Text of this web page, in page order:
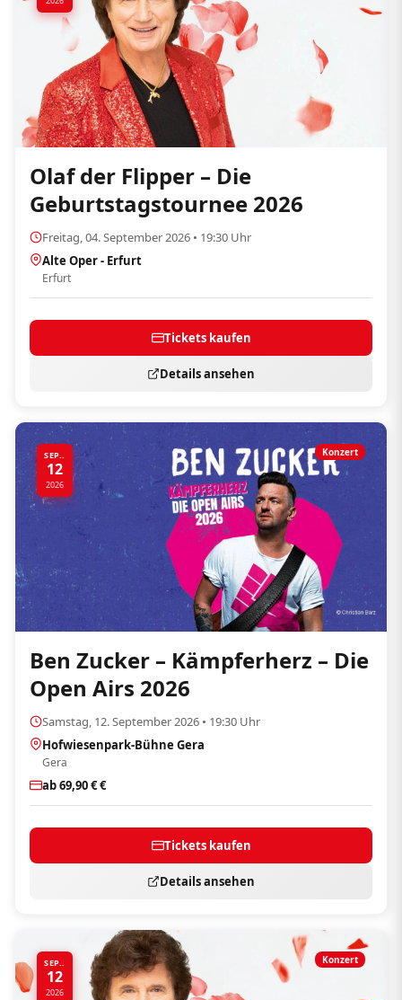
Olaf der Flipper – Die
Geburtstagstournee 2026
Freitag, 04. September 2026 • 19:30 Uhr
Alte Oper - Erfurt
Erfurt
Tickets kaufen
Details ansehen
SEP..
12
2026
Konzert
Ben Zucker – Kämpferherz – Die
Open Airs 2026
Samstag, 12. September 2026 • 19:30 Uhr
Hofwiesenpark-Bühne Gera
Gera
ab 69,90 € €
Tickets kaufen
Details ansehen
SEP..
12
2026
Konzert